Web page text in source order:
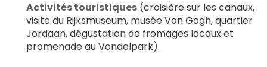
Activités touristiques (croisière sur les canaux,
visite du Rijksmuseum, musée Van Gogh, quartier
Jordaan, dégustation de fromages locaux et
promenade au Vondelpark).